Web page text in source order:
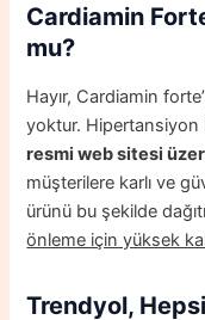
Cardiamin
mu?
Hayır, Cardiamin
yoktur.
resmi web sitesi
müşterilere karlı ve
ürünü bu şekilde
önleme için yüksek
Trendyol,